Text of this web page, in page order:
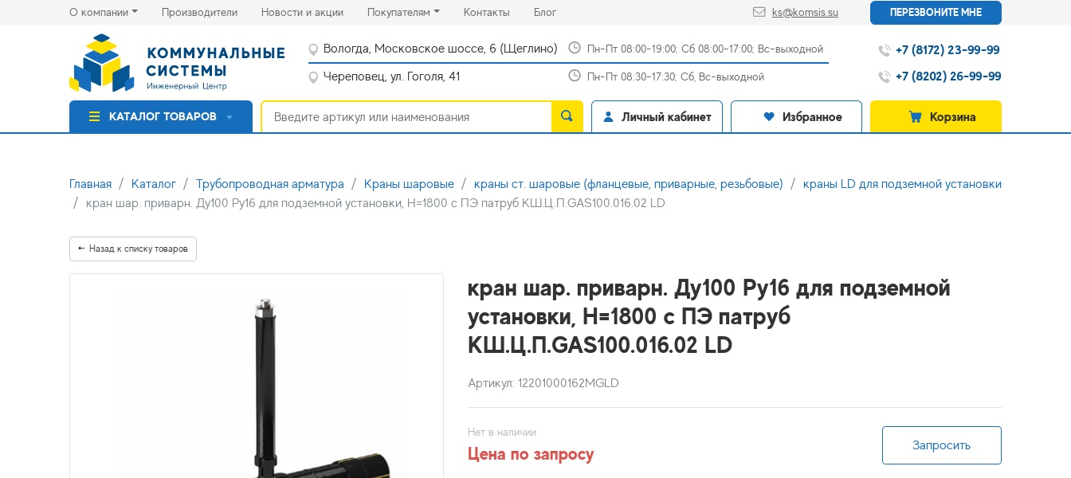
О компании Производители(current)Новости и акции(current)Покупателям Контакты(current)
Блог(current) ks@komsis.su ПЕРЕЗВОНИТЕ МНЕ
Вологда, Московское шоссе, 6 (Щеглино) Пн-Пт 08:00-19:00; Сб 08:00-17:00; Вс-выходной
Череповец, ул. Гоголя, 41 Пн-Пт 08:30-17:30; Сб, Вс-выходной
+7 (8172) 23-99-99
+7 (8202) 26-99-99
КАТАЛОГ ТОВАРОВ Личный кабинет Избранное Корзина
Главная Каталог Трубопроводная арматура Краны шаровые краны ст. шаровые (фланцевые, приварные, резьбовые)
краны LD для подземной установки
кран шар. приварн. Ду100 Ру16 для подземной установки, H=1800 с ПЭ патруб КШ.Ц.П.GAS100.016.02 LD
Назад к списку товаров
кран шар. приварн. Ду100 Ру16 для подземной
установки, H=1800 с ПЭ патруб
КШ.Ц.П.GAS100.016.02 LD
Артикул: 12201000162MGLD
Нет в наличии
Цена по запросу Запросить